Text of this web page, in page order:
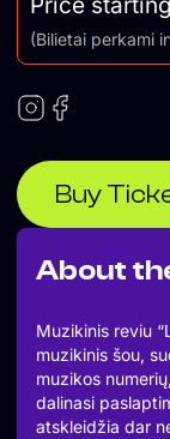
About
Muzikinis reviu
muzikinis šou,
muzikos
dalinasi
atskleidžia dar
Price
(Bilietai perkami
Buy